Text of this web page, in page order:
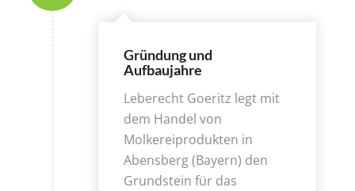
Gründung und
Aufbaujahre
Leberecht Goeritz legt mit
dem Handel von
Molkereiprodukten in
Abensberg (Bayern) den
Grundstein für das